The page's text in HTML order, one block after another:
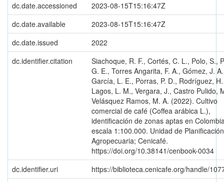
dc.date.accessioned
2023-08-15T15:16:47Z
dc.date.available
2023-08-15T15:16:47Z
dc.date.issued
2022
dc.identifier.citation
Siachoque, R. F., Cortés, C. L., Polo, S.,
G. E., Torres Angarita, F. A., Gómez, J.
García, L. E., Porras, P. D., Rodríguez,
Lagos, L. M., Vergara, J., Castro Pulido,
Velásquez Ramos, M. A. (2022). Cultivo
comercial de café (Coffea arábica L.),
identificación de zonas aptas en
escala 1:100.000. Unidad de
Agropecuaria; Cenicafé.
https://doi.org/10.38141/cenbook-0034
dc.identifier.uri
https://biblioteca.cenicafe.org/handle/